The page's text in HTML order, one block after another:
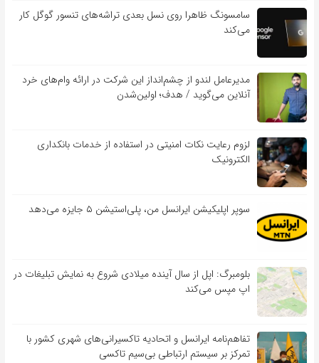
سامسونگ ظاهرا روی نسل بعدی تراشه‌های تنسور گوگل کار
می‌کند
مدیرعامل لندو از چشم‌انداز این شرکت در ارائه وام‌های خرد
آنلاین می‌گوید / هدف؛ اولین‌شدن
لزوم رعایت نکات امنیتی در استفاده از خدمات بانکداری
الکترونیک
سوپر اپلیکیشن ایرانسل من، پلی‌استیشن ۵ جایزه می‌دهد
بلومبرگ: اپل از سال آینده میلادی شروع به نمایش تبلیغات در
اپ مپس می‌کند
تفاهم‌نامه‌ ایرانسل و اتحادیه تاکسیرانی‌های شهری کشور با
تمرکز بر سیستم ارتباطی بی‌سیم تاکسی